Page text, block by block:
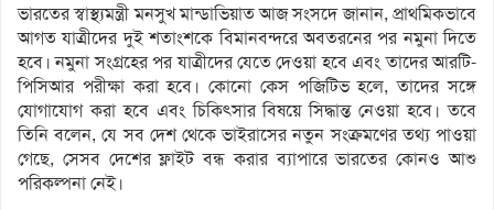
ভারতের স্বাস্থ্যমন্ত্রী মনসুখ মান্ডাভিয়াত আজ সংসদে জানান, প্রাথমিকভাবে
আগত যাত্রীদের দুই শতাংশকে বিমানবন্দরে অবতরনের পর নমুনা দিতে
হবে। নমুনা সংগ্রহের পর যাত্রীদের যেতে দেওয়া হবে এবং তাদের আরটি-
পিসিআর পরীক্ষা করা হবে। কোনো কেস পজিটিভ হলে, তাদের সঙ্গে
যোগাযোগ করা হবে এবং চিকিৎসার বিষয়ে সিদ্ধান্ত নেওয়া হবে। তবে
তিনি বলেন, যে সব দেশ থেকে ভাইরাসের নতুন সংক্রমণের তথ্য পাওয়া
গেছে, সেসব দেশের ফ্লাইট বন্ধ করার ব্যাপারে ভারতের কোনও আশু
পরিকল্পনা নেই।